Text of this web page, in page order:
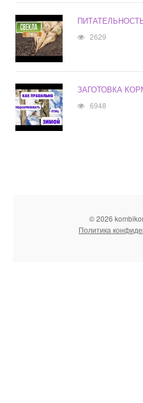
2629
ЗАГОТОВКА
6948
© 2026
Политика